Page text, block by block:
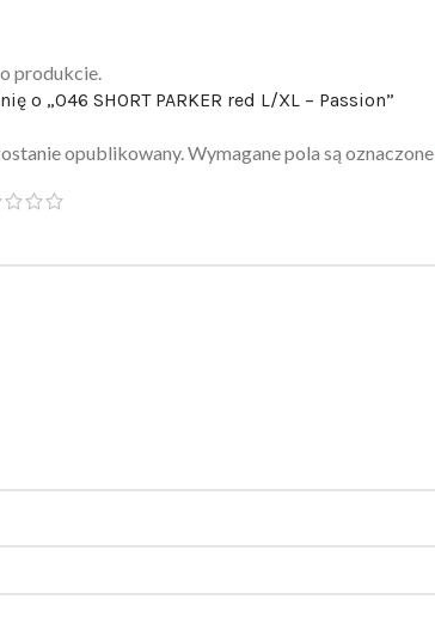
produkcie.
o „046 SHORT PARKER red L/XL – Passion”
opublikowany.Wymagane pola są oznaczone